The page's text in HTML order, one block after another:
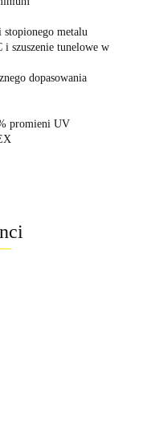
metalu
i szuszenie tunelowe w
dopasowania
promieni UV